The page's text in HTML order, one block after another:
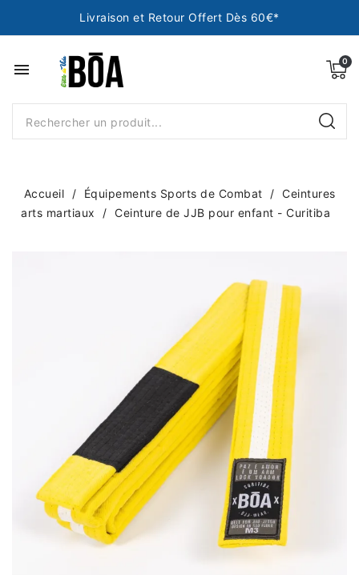
Livraison et Retour Offert Dès 60€*
menu
Accueil Équipements Sports de Combat
Ceintures
arts martiaux
Ceinture de JJB pour enfant - Curitiba